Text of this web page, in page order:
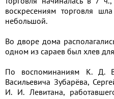
воскресениям торговля
небольшой.
Во дворе дома
одном из сараев был хлев
По воспоминаниям К. Д.
Васильевича Зубарёва,
И. И. Левитана,